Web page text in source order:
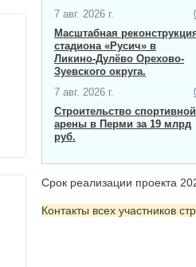
7 авг. 2026 г.
Масштабная
стадиона «Русич» в
Ликино-Дулёво Орехово-
Зуевского округа.
7 авг. 2026 г.
Строительство спортивной
арены в Перми за 19 млрд
руб.
Срок реализации проекта
Контакты всех участников